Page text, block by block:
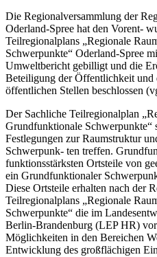
Die Regionalversammlung der
Oderland-Spree hat den Vorent-
Teilregionalplans „Regionale
Schwerpunkte“ Oderland-Spree
Umweltbericht gebilligt und die
Beteiligung der Öffentlichkeit und
öffentlichen Stellen beschlossen
Der Sachliche Teilregionalplan
Grundfunktionale Schwerpunkte“
Festlegungen zur Raumstruktur
Schwerpunk- ten treffen.
funktionsstärksten Ortsteile von
ein Grundfunktionaler
Diese Ortsteile erhalten nach der
Teilregionalplans „Regionale
Schwerpunkte“ die im
Berlin-Brandenburg (LEP HR)
Möglichkeiten in den Bereichen
Entwicklung des großflächigen